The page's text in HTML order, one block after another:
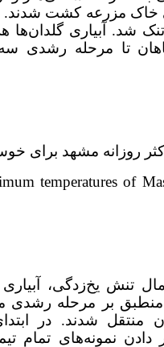
حجمی خاک مزرعه کشت
گلدان تنک شد. آبیاری
تا مرحله رشدی
temperatures of
از اعمال تنش یخ‌زدگی،
بر مرحله رشدی
منتقل شدند. در
نمونه‌های تمام